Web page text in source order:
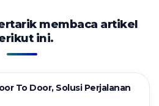
membaca artikel
ini.
To Door, Solusi Perjalanan